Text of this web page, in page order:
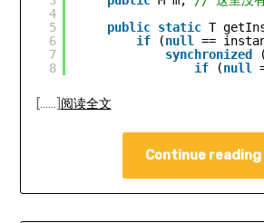
4
5
6
7
8
public static T
if
(null
==
synchronized
if
(null
[……] 阅读全文
Continue reading